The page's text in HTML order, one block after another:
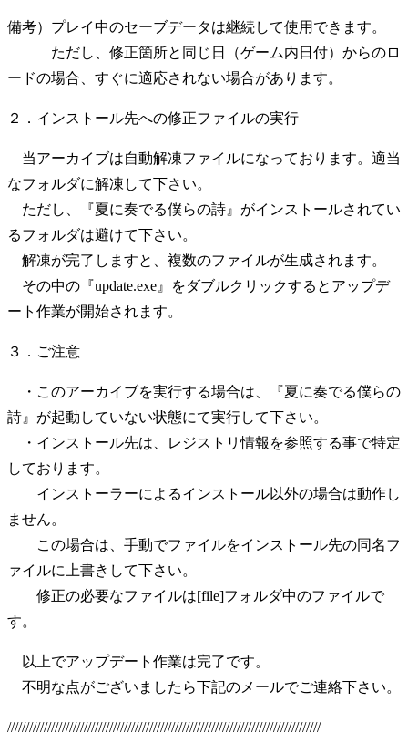
備考）プレイ中のセーブデータは継続して使用できます。
ただし、修正箇所と同じ日（ゲーム内日付）からのロ
ードの場合、すぐに適応されない場合があります。
２．インストール先への修正ファイルの実行
当アーカイブは自動解凍ファイルになっております。適当
なフォルダに解凍して下さい。
ただし、『夏に奏でる僕らの詩』がインストールされてい
るフォルダは避けて下さい。
解凍が完了しますと、複数のファイルが生成されます。
その中の『update.exe』をダブルクリックするとアップデ
ート作業が開始されます。
３．ご注意
・このアーカイブを実行する場合は、『夏に奏でる僕らの
詩』が起動していない状態にて実行して下さい。
・インストール先は、レジストリ情報を参照する事で特定
しております。
インストーラーによるインストール以外の場合は動作し
ません。
この場合は、手動でファイルをインストール先の同名フ
ァイルに上書きして下さい。
修正の必要なファイルは[file]フォルダ中のファイルで
す。
以上でアップデート作業は完了です。
不明な点がございましたら下記のメールでご連絡下さい。
//////////////////////////////////////////////////////////////////////////////////////